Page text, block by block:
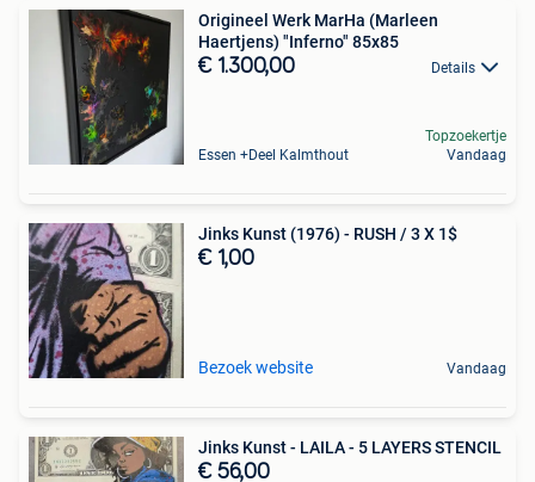
Origineel Werk MarHa (Marleen
Haertjens) "Inferno" 85x85
€ 1.300,00 Details
Essen +Deel Kalmthout
Topzoekertje
Vandaag
Jinks Kunst (1976) - RUSH / 3 X 1$
€ 1,00
Bezoek website Vandaag
Jinks Kunst - LAILA - 5 LAYERS STENCIL
€ 56,00